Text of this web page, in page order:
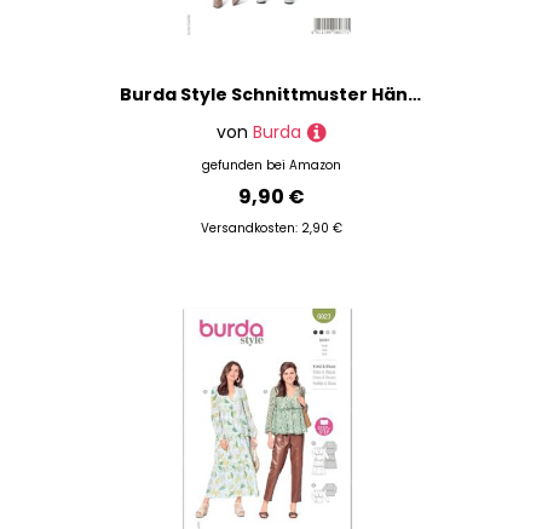
Burda Style Schnittmuster Hängerkleid und Hängerbluse zum selber nähen | Damen, Gr. 34-44 | Nählevel: leicht #6077
von Burda
gefunden bei Amazon
9,90 €
Versandkosten: 2,90 €